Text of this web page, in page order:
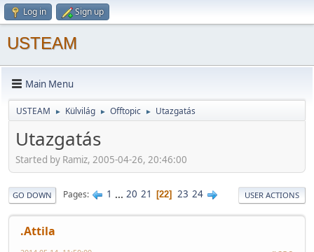
Log in Sign up
USTEAM
Main Menu
USTEAM ► Külvilág ► Offtopic ► Utazgatás
Utazgatás
Started by Ramiz, 2005-04-26, 20:46:00
GO DOWN Pages 1 ... 20 21 22 23 24 USER ACTIONS
.Attila